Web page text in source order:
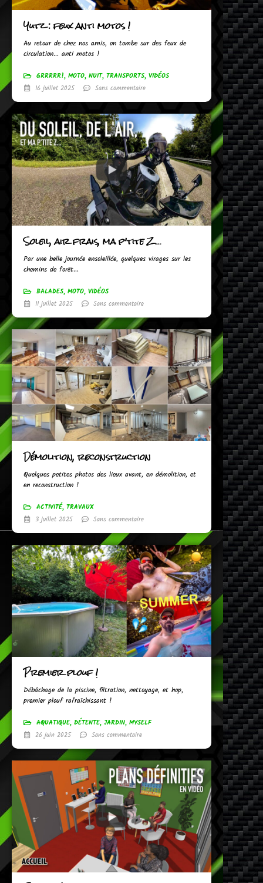
Yutz : feux anti motos !
Au retour de chez nos amis, on tombe sur des feux de
circulation... anti motos !
GRRRRR!, MOTO, NUIT, TRANSPORTS, VIDÉOS
16 juillet 2025
Sans commentaire
Soleil, air frais, ma p’tite Z…
Par une belle journée ensoleillée, quelques virages sur les
chemins de forêt...
BALADES, MOTO, VIDÉOS
11 juillet 2025
Sans commentaire
Démolition, reconstruction
Quelques petites photos des lieux avant, en démolition, et
en reconstruction !
ACTIVITÉ, TRAVAUX
3 juillet 2025
Sans commentaire
Premier plouf !
Débâchage de la piscine, filtration, nettoyage, et hop,
premier plouf rafraîchissant !
AQUATIQUE, DÉTENTE, JARDIN, MYSELF
26 juin 2025
Sans commentaire